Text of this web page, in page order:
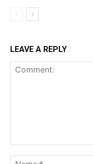
LEAVE A REPLY